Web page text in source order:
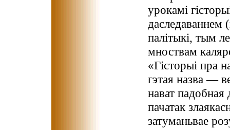
урокамі
даследаваннем
палітыкі, тым
мноствам
«Гісторыі пра
гэтая назва —
нават
пачатак
затуманьвае